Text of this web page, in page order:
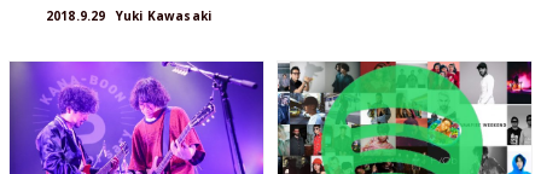
2018.9.29 Yuki Kawasaki